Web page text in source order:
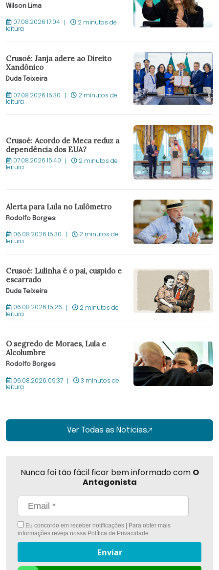
Wilson Lima
07.08.2026 17:04 2 minutos de
leitura
Crusoé: Janja adere ao Direito
Xandônico
Duda Teixeira
07.08.2026 15:30 2 minutos de
leitura
Crusoé: Acordo de Meca reduz a
dependência dos EUA?
07.08.2026 15:40 2 minutos de
leitura
Alerta para Lula no Lulômetro
Rodolfo Borges
06.08.2026 15:30 2 minutos de
leitura
Crusoé: Lulinha é o pai, cuspido e
escarrado
Duda Teixeira
06.08.2026 15:26 2 minutos de
leitura
O segredo de Moraes, Lula e
Alcolumbre
Rodolfo Borges
06.08.2026 09:37 3 minutos de
leitura
Ver Todas as Notícias
Nunca foi tão fácil ficar bem informado com O
Antagonista
Eu concordo em receber notificações | Para obter mais
informações reveja nossa Política de Privacidade.
Enviar